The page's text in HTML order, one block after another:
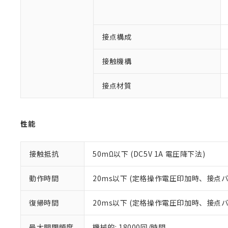
接点構成
接触機構
接点材質
性能
接触抵抗 50mΩ以下 (DC5V 1A 電圧降下法)
動作時間 20ms以下 (定格操作電圧印加時、接点
復帰時間 20ms以下 (定格操作電圧印加時、接点
ご利用条件
当社制御機
在庫状況お
のであり、
い。
当社販売員に
オムロン制御
対応済み：
対応予定：EU
対応予定なし：
非該当品：ライ
仕入先様の事情
ル（DBP） 1000ppm
フタル酸エステル類の
※2 対応予定月
※1 中国
*中国RoHS10物質の基
Pb(鉛) :1000ppm、
Cr(Ⅵ)(六価クロム) :
DBP(フタル酸ジブチル
DEHP(フタル酸ビス(2-
※2 環境保護使
などの必要
当社は規制
ます。
当社は貴社
置等に一切
当社は、貴
また当社は
記
号
説明
○ 一定数
△ 一定数に